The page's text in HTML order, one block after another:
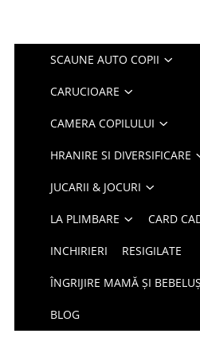
SCAUNE AUTO COPII
CARUCIOARE
CAMERA COPILULUI
HRANIRE SI DIVERSIFICARE
JUCARII & JOCURI
LA PLIMBARE CARD
INCHIRIERI RESIGILATE
ÎNGRIJIRE MAMĂ ȘI BEBELUȘ
BLOG